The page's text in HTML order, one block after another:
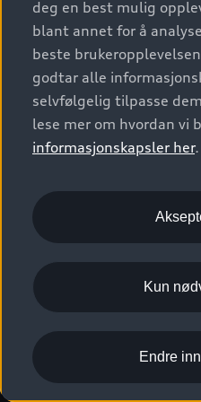
S/RS
Konseptbiler og prototyper
Prislister
Leasing
Bilgarantier
Audi Forsikring
Verkstedtjenester
Functions on demand
Kom i gang med myAudi
Kundeservice
Nyhetsbrev
Presse
Karriere
Bli sertifisert merkeverksted
Autoretur
Åpenhetsloven
© 2026 AUDI NORGE. All
Imprint Ansvarserklæring
Informasjonskapsler
Juridisk informasjon AUDI AG
deg en best mulig
blant annet for å
beste
godtar alle
selvfølgelig tilpasse
lese mer om hvordan vi
informasjonskapsler her.
Kun
Endre